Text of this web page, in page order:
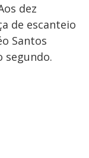
dez
de escanteio
Santos
segundo.